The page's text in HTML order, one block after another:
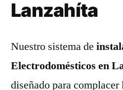
Lanzahíta
Nuestro sistema de
Electrodomésticos en
diseñado para complacer